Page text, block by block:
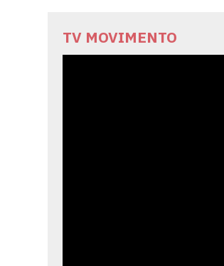
TV MOVIMENTO